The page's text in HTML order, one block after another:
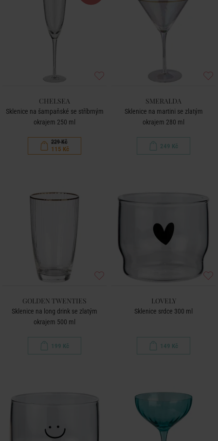
CHELSEA
Sklenice na šampaňské se stříbrným
okrajem 250 ml
229 Kč
115 Kč
SMERALDA
Sklenice na martini se zlatým
okrajem 280 ml
249 Kč
GOLDEN TWENTIES
Sklenice na long drink se zlatým
okrajem 500 ml
199 Kč
LOVELY
Sklenice srdce 300 ml
149 Kč